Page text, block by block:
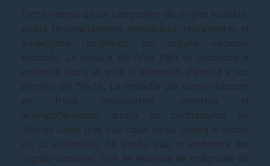
Estos versos de un campesino de origen humilde,
poeta tempranamente malogrado, representan el
paradigma romántico del orgullo nacional
escocés. La música de Arvo Pärt lo reconoce y
extiende hacia el este la adhesión afectiva a los
parajes del Norte. La melodía del verso discurre
en frase monocorde, mientras el
acompañamiento dibuja un contrapunto de
íntimas luces que tras cada verso ocupa el doble
de su extensión, de modo que el emblema del
orgullo nacional, que se expresa en imágenes de